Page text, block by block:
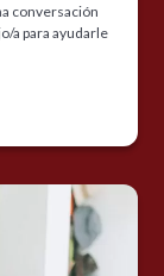
conversación
a para ayudarle